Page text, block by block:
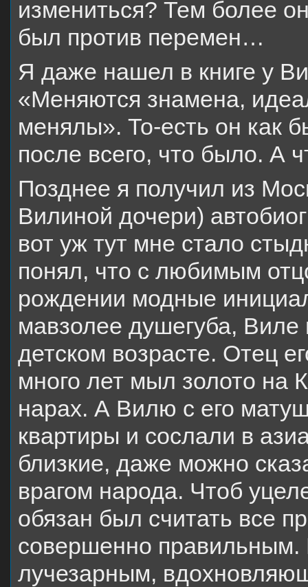
измениться? Тем более
был против перемен…
Я даже нашел в книге у
«Меняются знамена,
менялы». То-есть он как
после всего, что было. А
Позднее я получил из
Вилиной дочери)
вот уж тут мне стало
понял, что с любимым
рождении модные
мавзолее душегуба,
детском возрасте. Отец
много лет мыл золото на
нарах. А Вилю с его
квартиры и сослали в
близкие, даже можно
врагом народа. Чтоб
обязан был считать все
совершенно правильным.
лучезарным,